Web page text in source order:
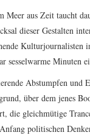
Meer aus Zeit taucht
dieser Gestalten
Kulturjournalisten
sesselwarme Minuten
Abstumpfen und
über dem jenes
die gleichmütige
politischen